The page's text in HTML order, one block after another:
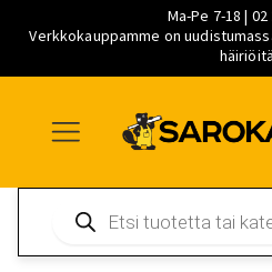
Ma-Pe 7-18 |
Verkkokauppamme on
navigointiin
sisältöön
pääsisältöön
search